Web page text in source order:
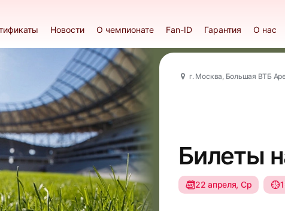
Новости О чемпионате Fan-ID Гарантия О нас
г. Москва, Большая ВТБ
Билеты
22 апреля, Ср